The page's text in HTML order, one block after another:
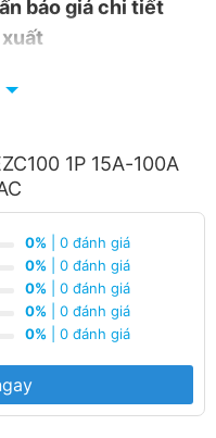
báo giá chi tiết
1P 15A-100A
0% | 0 đánh giá
0% | 0 đánh giá
0% | 0 đánh giá
0% | 0 đánh giá
0% | 0 đánh giá